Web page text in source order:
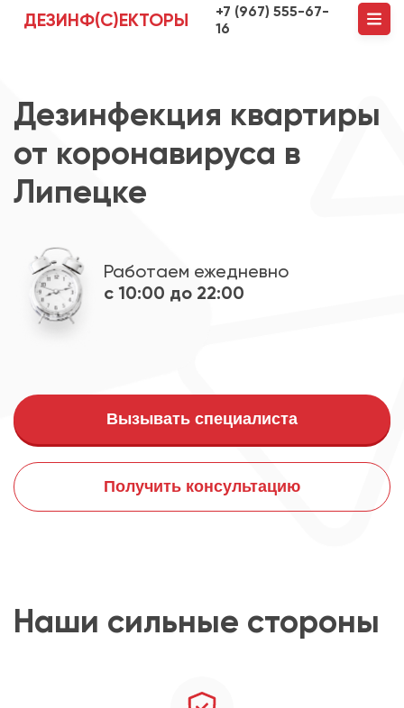
ДЕЗИНФ(С)ЕКТОРЫ
+7 (967) 555-67-
16
Дезинфекция квартиры
от коронавируса в
Липецке
Работаем ежедневно
с 10:00 до 22:00
Вызывать специалиста
Получить консультацию
Наши сильные стороны